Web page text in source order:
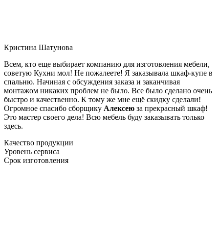
Кристина Шатунова
Всем, кто еще выбирает компанию для изготовления мебели,
советую Кухни мол! Не пожалеете! Я заказывала шкаф-купе в
спальню. Начиная с обсуждения заказа и заканчивая
монтажом никаких проблем не было. Все было сделано очень
быстро и качественно. К тому же мне ещё скидку сделали!
Огромное спасибо сборщику Алексею за прекрасный шкаф!
Это мастер своего дела! Всю мебель буду заказывать только
здесь.
Качество продукции
Уровень сервиса
Срок изготовления